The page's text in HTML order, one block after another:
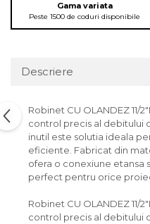
Gama variata
Peste 1500 de coduri disponibile
Descriere
Robinet CU OLANDEZ 11/
control precis al debitului
inutil este solutia ideala
eficiente. Fabricat din
ofera o conexiune etansa
perfect pentru orice
Robinet CU OLANDEZ 11/
control precis al debitului